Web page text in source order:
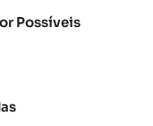
Possíveis